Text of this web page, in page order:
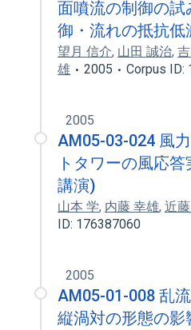
面噴流の制御の試
御・流れの抵抗低
望月 信介, 山田 誠治,
雄
2005 Corpus ID:
2005
AM05-03-024 風
トタワーの風応
講演)
山本 学, 内藤 幸雄, 近
ID: 176387060
2005
AM05-01-008 乱
縦渦対の形態の影